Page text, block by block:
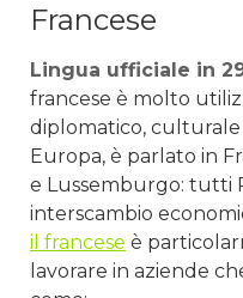
Francese
Lingua ufficiale in
francese è molto
diplomatico, culturale
Europa, è parlato in
e Lussemburgo: tutti
interscambio
il francese è
lavorare in aziende